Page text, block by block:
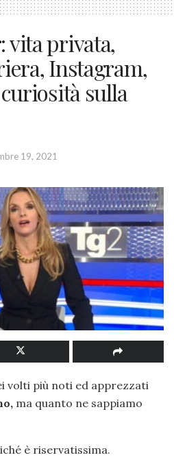
vita privata,
Instagram,
sulla
19, 2021
volti più noti ed apprezzati
ma quanto ne sappiamo
è riservatissima.